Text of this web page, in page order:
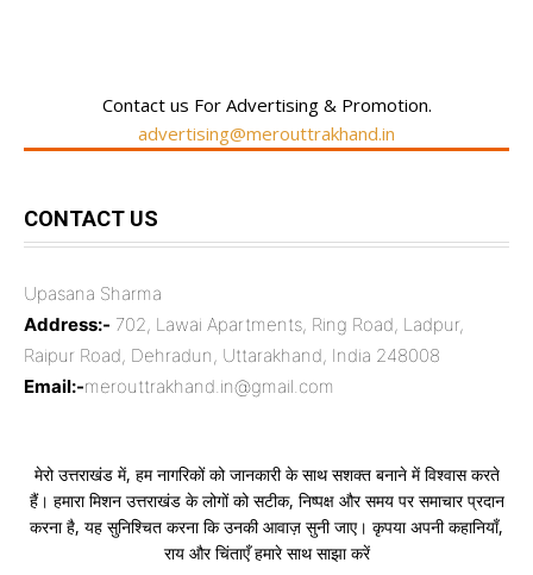
Contact us For Advertising & Promotion.
advertising@merouttrakhand.in
CONTACT US
Upasana Sharma
Address:- 702, Lawai Apartments, Ring Road, Ladpur,
Raipur Road, Dehradun, Uttarakhand, India 248008
Email:-merouttrakhand.in@gmail.com
मेरो उत्तराखंड में, हम नागरिकों को जानकारी के साथ सशक्त बनाने में विश्वास करते
हैं। हमारा मिशन उत्तराखंड के लोगों को सटीक, निष्पक्ष और समय पर समाचार प्रदान
करना है, यह सुनिश्चित करना कि उनकी आवाज़ सुनी जाए। कृपया अपनी कहानियाँ,
राय और चिंताएँ हमारे साथ साझा करें